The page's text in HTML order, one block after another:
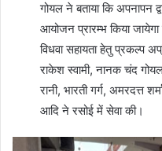
गोयल ने बताया कि अपनापन
आयोजन प्रारम्भ किया
विधवा सहायता हेतु प्रकल्प
राकेश स्वामी, नानक चंद
रानी, भारती गर्ग, अमरदत्त
आदि ने रसोई में सेवा की।